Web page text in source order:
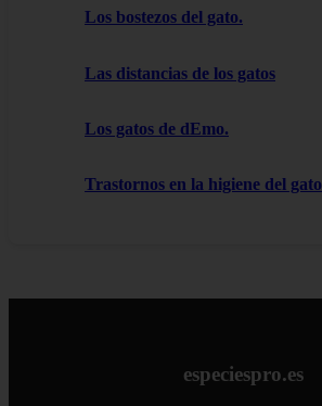
Los bostezos del gato.
Las distancias de los gatos
Los gatos de dEmo.
Trastornos en la higiene del gato
especiespro.es